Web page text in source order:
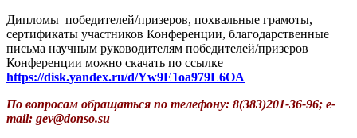
Дипломы победителей/призеров, похвальные грамоты,
сертификаты участников Конференции, благодарственные
письма научным руководителям победителей/призеров
Конференции можно скачать по ссылке
https://disk.yandex.ru/d/Yw9E1oa979L6OA
По вопросам обращаться по телефону: 8(383)201-36-96; e-
mail: gev@donso.su